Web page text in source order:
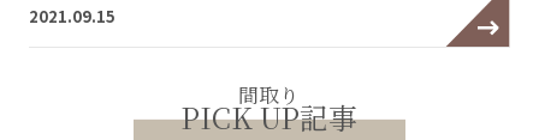
2021.09.15
間取り
PICK UP記事